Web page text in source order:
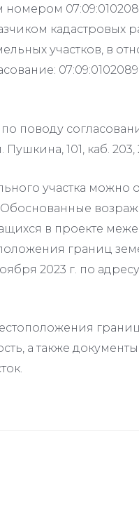
номером
кадастровых
участков, в
поводу
101, каб.
участка можно
Обоснованные
в проекте
границ
2023 г. по
а также